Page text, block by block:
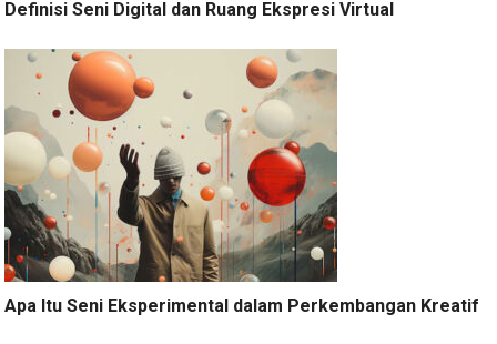
Definisi Seni Digital dan Ruang Ekspresi Virtual
Apa Itu Seni Eksperimental dalam Perkembangan Kreatif